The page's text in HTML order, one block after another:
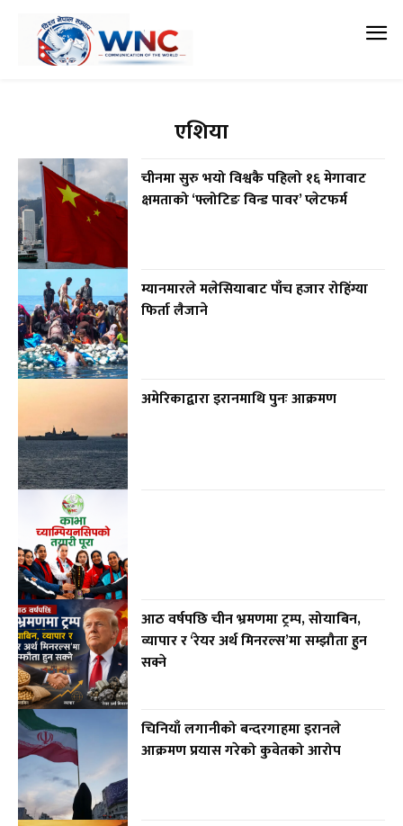
एशिया
चीनमा सुरु भयो विश्वकै पहिलो १६ मेगावाट
क्षमताको ‘फ्लोटिङ विन्ड पावर’ प्लेटफर्म
म्यानमारले मलेसियाबाट पाँच हजार रोहिंग्या
फिर्ता लैजाने
अमेरिकाद्वारा इरानमाथि पुनः आक्रमण
आठ वर्षपछि चीन भ्रमणमा ट्रम्प, सोयाबिन,
व्यापार र ‘रेयर अर्थ मिनरल्स’मा सम्झौता हुन
सक्ने
चिनियाँ लगानीको बन्दरगाहमा इरानले
आक्रमण प्रयास गरेको कुवेतको आरोप